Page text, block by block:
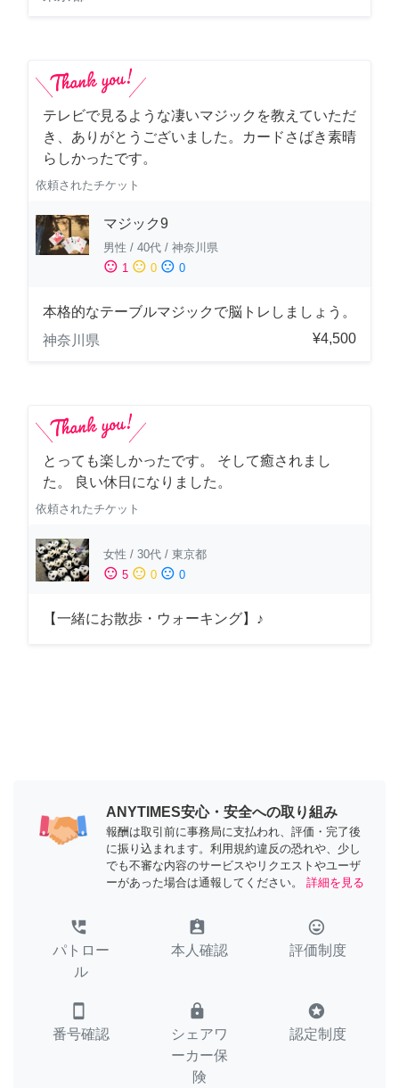
テレビで見るような凄いマジックを教えていただ
き、ありがとうございました。カードさばき素晴
らしかったです。
依頼されたチケット
マジック9
男性 / 40代 / 神奈川県
sentiment_satisfied 1 sentiment_neutral 0 sentiment_dissatisfied 0
本格的なテーブルマジックで脳トレしましょう。
神奈川県
¥4,500
とっても楽しかったです。 そして癒されまし
た。 良い休日になりました。
依頼されたチケット
女性 / 30代 / 東京都
sentiment_satisfied 5 sentiment_neutral 0 sentiment_dissatisfied 0
【一緒にお散歩・ウォーキング】♪
ANYTIMES安心・安全への取り組み
報酬は取引前に事務局に支払われ、評価・完了後
に振り込まれます。利用規約違反の恐れや、少し
でも不審な内容のサービスやリクエストやユーザ
ーがあった場合は通報してください。
詳細を見る
perm_phone_msg
パトロー
ル
assignment_ind
本人確認
tag_faces
評価制度
smartphone
番号確認
lock
シェアワ
ーカー保
険
stars
認定制度